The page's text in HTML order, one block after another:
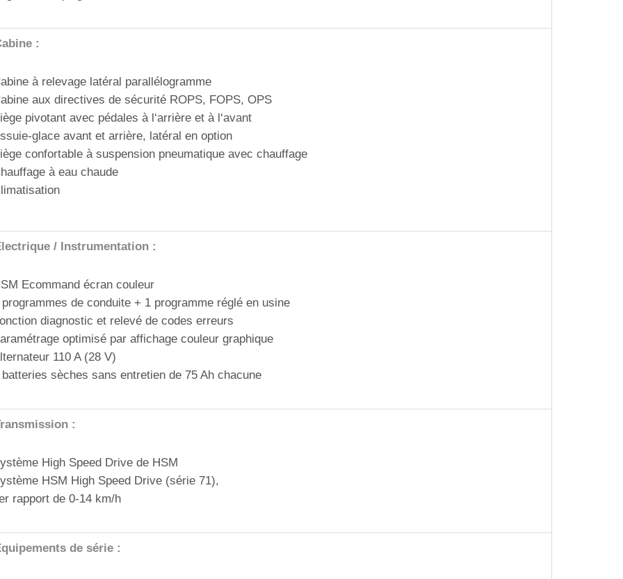
:
à relevage latéral parallélogramme
aux directives de sécurité ROPS, FOPS, OPS
pivotant avec pédales à l‘arrière et à l‘avant
glace avant et arrière, latéral en option
confortable à suspension pneumatique avec chauffage
à eau chaude
/ Instrumentation :
Ecommand écran couleur
programmes de conduite + 1 programme réglé en usine
diagnostic et relevé de codes erreurs
optimisé par affichage couleur graphique
110 A (28 V)
sèches sans entretien de 75 Ah chacune
:
High Speed Drive de HSM
HSM High Speed Drive (série 71),
rapport de 0-14 km/h
de série :